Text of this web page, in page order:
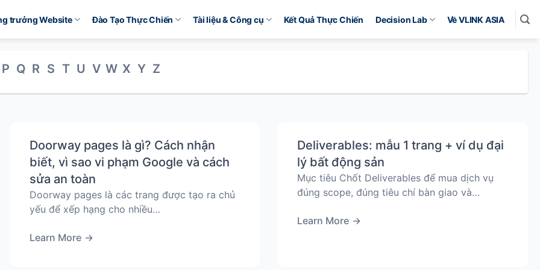
trưởng Website Đào Tạo Thực Chiến Tài liệu & Công cụ Kết Quả Thực Chiến Decision Lab Về VLINK ASIA
P Q R S T U V W X Y Z
Doorway pages là gì? Cách nhận
biết, vì sao vi phạm Google và cách
sửa an toàn
Doorway pages là các trang được tạo ra chủ
yếu để xếp hạng cho nhiều…
Learn More →
Deliverables: mẫu 1 trang + ví dụ đại
lý bất động sản
Mục tiêu Chốt Deliverables để mua dịch vụ
đúng scope, đúng tiêu chí bàn giao và…
Learn More →